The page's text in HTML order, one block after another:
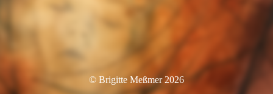
© Brigitte Meßmer 2026